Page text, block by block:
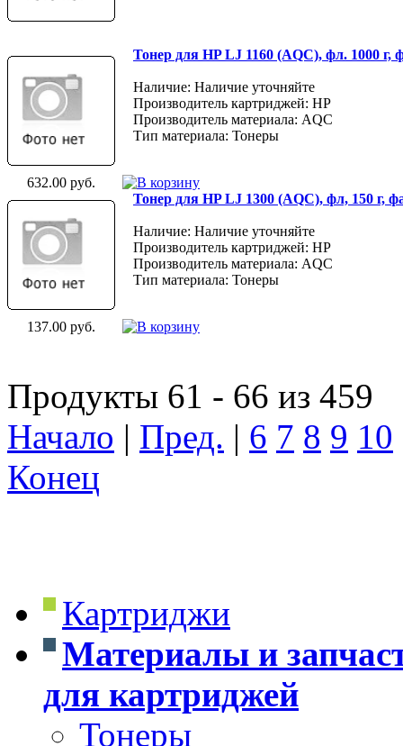
Тонер для HP LJ 1160 (AQC), фл. 1000 г,
Наличие: Наличие уточняйте
Производитель картриджей: HP
Производитель материала: AQC
Тип материала: Тонеры
632.00 руб.
Тонер для HP LJ 1300 (AQC), фл, 150 г,
Наличие: Наличие уточняйте
Производитель картриджей: HP
Производитель материала: AQC
Тип материала: Тонеры
137.00 руб.
Продукты 61 - 66 из 459
Начало | Пред. | 6 7 8 9 10
Конец
Картриджи
Материалы и
для картриджей
Тонеры